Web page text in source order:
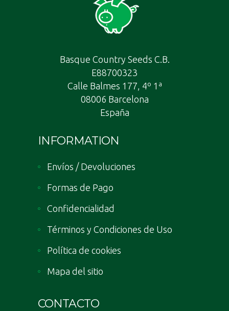
Basque Country Seeds C.B.
E88700323
Calle Balmes 177, 4º 1ª
08006 Barcelona
España
INFORMATION
Envíos / Devoluciones
Formas de Pago
Confidencialidad
Términos y Condiciones de Uso
Política de cookies
Mapa del sitio
CONTACTO